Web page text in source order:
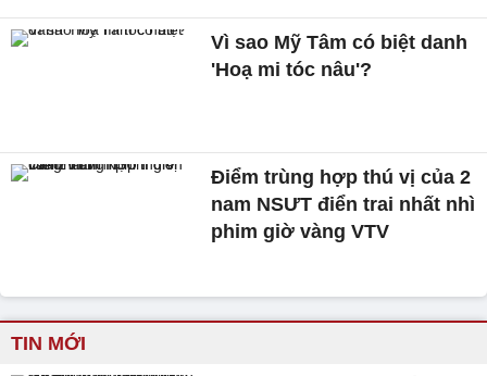
Vì sao Mỹ Tâm có biệt danh
'Hoạ mi tóc nâu'?
Điểm trùng hợp thú vị của 2
nam NSƯT điển trai nhất nhì
phim giờ vàng VTV
TIN MỚI